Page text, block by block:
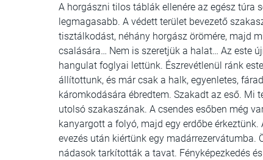
A horgászni tilos táblák ellenére az egész túra
legmagasabb. A védett terület bevezető
tisztálkodást, néhány horgász örömére, majd
csalására… Nem is szeretjük a halat… Az este
hangulat foglyai lettünk. Észrevétlenül ránk
állítottunk, és már csak a halk, egyenletes,
káromkodására ébredtem. Szakadt az eső. Mi
utolsó szakaszának. A csendes esőben még
kanyargott a folyó, majd egy erdőbe
evezés után kiértünk egy madárrezervátumba.
nádasok tarkították a tavat. Fényképezkedés